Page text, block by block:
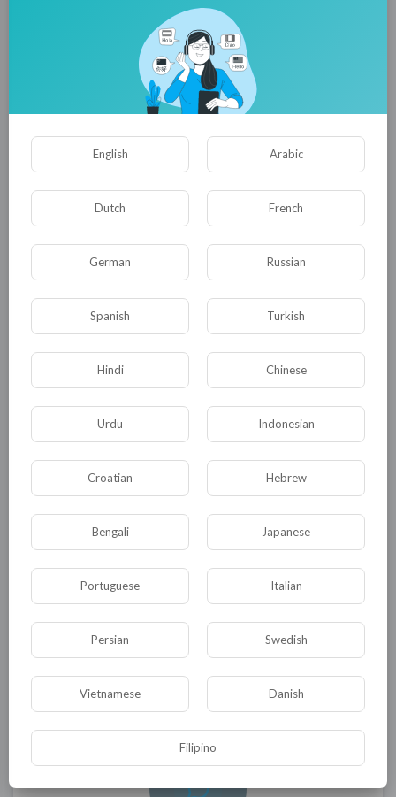
Прокат виндсерфинга - 300 р. в час.
Ну в общем, грех жаловаться, если честно.
Сломался автомобиль - эвакуатор стоил
1400 р.
За ремонт электрики в машине взяли вполне
московскую цену - 5200 р. (там был выезд,
везти в СТО, там локализовали
неисправность и починли, за все вместе
От СТО до Любимовки такс стоило 550 р.
Как-то вот так.
Предыдущая заметка
Начало.
0 0
Опубликовать
English Arabic
Dutch French
German Russian
Spanish Turkish
Hindi Chinese
Urdu Indonesian
Croatian Hebrew
Bengali Japanese
Portuguese Italian
Persian Swedish
Vietnamese Danish
Filipino